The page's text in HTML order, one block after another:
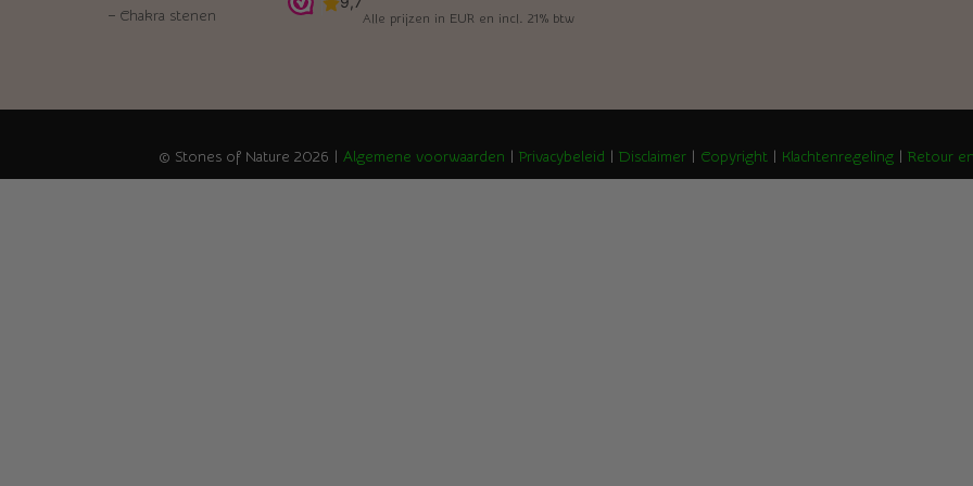
– Chakra stenen Alle prijzen in EUR en incl. 21% btw
© Stones of Nature 2026 | Algemene voorwaarden | Privacybeleid | Disclaimer | Copyright | Klachtenregeling | Retour